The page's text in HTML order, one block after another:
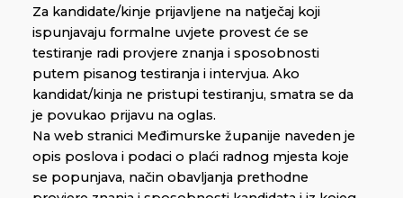
Za kandidate/kinje prijavljene na natječaj koji
ispunjavaju formalne uvjete provest će se
testiranje radi provjere znanja i sposobnosti
putem pisanog testiranja i intervjua. Ako
kandidat/kinja ne pristupi testiranju, smatra se da
je povukao prijavu na oglas.
Na web stranici Međimurske županije naveden je
opis poslova i podaci o plaći radnog mjesta koje
se popunjava, način obavljanja prethodne